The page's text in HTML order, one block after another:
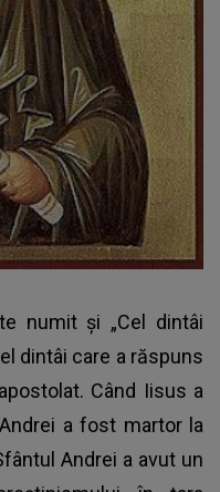
numit și „Cel dintâi
dintâi care a răspuns
Când Iisus a
a fost martor la
Andrei a avut un